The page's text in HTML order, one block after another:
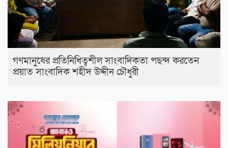
গণমানুষের প্রতিনিধিত্বশীল সাংবাদিকতা পছন্দ করতেন
প্রয়াত সাংবাদিক শহীদ উদ্দীন চৌধুরী